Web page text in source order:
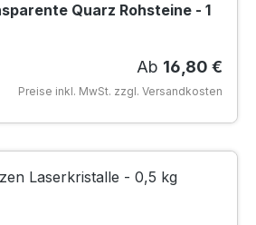
Quarz Rohsteine - 1
Regulärer
Ab 16,80 €
Preise inkl. MwSt. zzgl. Versandkosten